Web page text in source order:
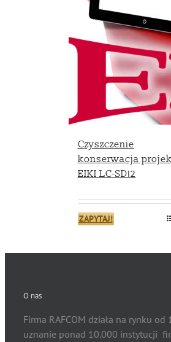
Czyszczenie
konserwacja
EIKI LC-SD12
ZAPYTAJ!
O nas
Firma RAFCOM działa na rynku od
uznanie ponad 10.000 instytucji